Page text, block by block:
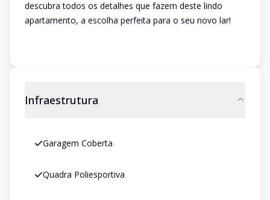
descubra todos os detalhes que fazem deste lindo
apartamento, a escolha perfeita para o seu novo lar!
Infraestrutura
Garagem Coberta
Quadra Poliesportiva